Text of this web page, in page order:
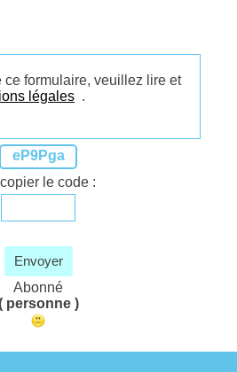
ce formulaire, veuillez lire et
légales .
eP9Pga
le code :
Envoyer
Abonné
personne )